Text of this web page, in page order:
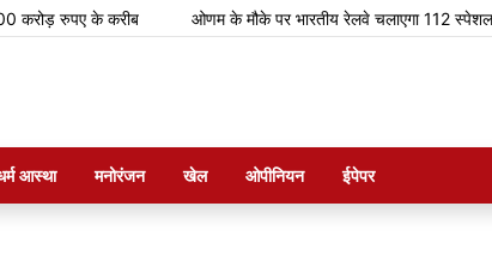
के करीब ओणम के मौके पर भारतीय रेलवे चलाएगा 112 स्पेशल ट्रेनें
आस्था मनोरंजन खेल ओपीनियन ईपेपर